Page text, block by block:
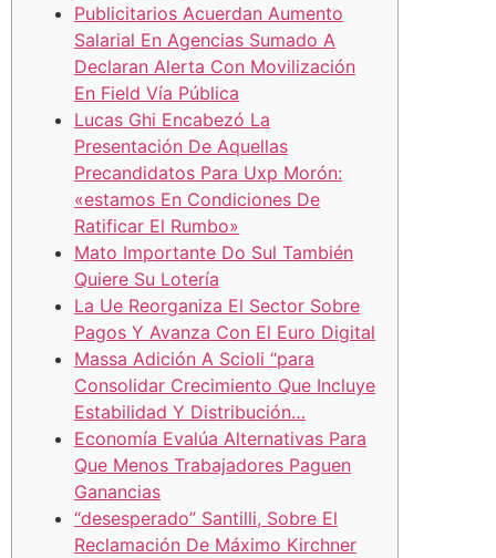
Publicitarios Acuerdan Aumento
Salarial En Agencias Sumado A
Declaran Alerta Con Movilización
En Field Vía Pública
Lucas Ghi Encabezó La
Presentación De Aquellas
Precandidatos Para Uxp Morón:
«estamos En Condiciones De
Ratificar El Rumbo»
Mato Importante Do Sul También
Quiere Su Lotería
La Ue Reorganiza El Sector Sobre
Pagos Y Avanza Con El Euro Digital
Massa Adición A Scioli “para
Consolidar Crecimiento Que Incluye
Estabilidad Y Distribución…
Economía Evalúa Alternativas Para
Que Menos Trabajadores Paguen
Ganancias
“desesperado” Santilli, Sobre El
Reclamación De Máximo Kirchner